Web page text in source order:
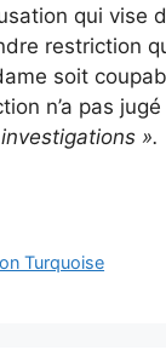
qui vise
restriction
soit
n’a pas
».
Turquoise